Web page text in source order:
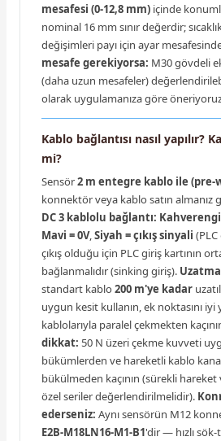
mesafesi (0-12,8 mm) içinde
nominal 16 mm sınır değerdir;
değişimleri payı için ayar mesafesinde
mesafe gerekiyorsa: M30 gövdeli
(daha uzun mesafeler)
olarak uygulamanıza göre
Kablo bağlantısı nasıl yapılır?
mi?
Sensör2 m entegre kablo ile (pre-
konnektör veya kablo satın almanız
DC 3 kablolu bağlantı: Kahverengi
Mavi = 0V,Siyah = çıkış sinyali
çıkış olduğu için PLC giriş kartının
bağlanmalıdır (sinking giriş).
standart kablo 200 m'ye kadar
uygun kesit kullanın, ek noktasını iyi
kablolarıyla paralel çekmekten
dikkat: 50 N üzeri çekme kuvveti
bükümlerden ve hareketli kablo
bükülmeden kaçının (sürekli
özel seriler değerlendirilmelidir).
ederseniz: Aynı sensörün M12
E2B-M18LN16-M1-B1'dir — hızlı